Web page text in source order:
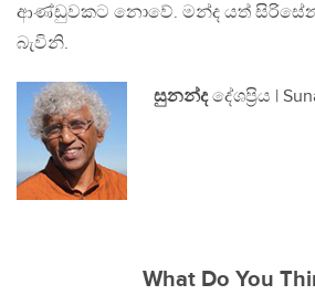
ආණ්ඩුවකට නොවේ. මන්ද යත්
බැවිනි.
සුනන්දදේශප්‍රිය |
What Do You